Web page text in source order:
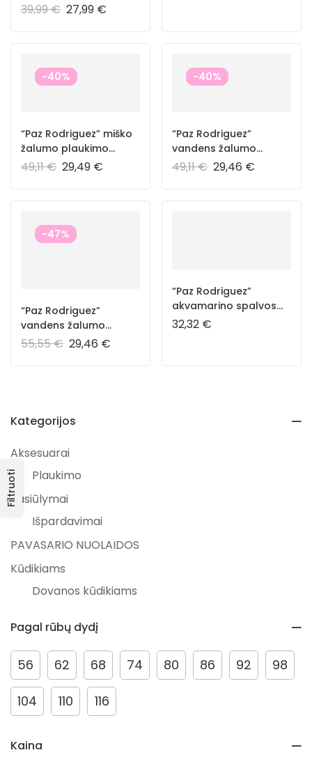
Kategorijos
Aksesuarai
Plaukimo
Pasiūlymai
Išpardavimai
PAVASARIO NUOLAIDOS
Kūdikiams
Dovanos kūdikiams
Mrs. Ertha
PAZ Rodriguez
Dovanos
Naujagimiams
Lauko žaislai
Pagal rūbų dydį
56 62 68 74 80 86 92 98
104 110 116
Kaina
Filtruoti
39,99€ 27,99 €
-40%
“Paz Rodriguez” miško
žalumo plaukimo
kelnaitės
49,11€ 29,49 €
-40%
“Paz Rodriguez”
vandens žalumo
plaukimo kelnaitės
49,11€ 29,46 €
-47%
“Paz Rodriguez”
vandens žalumo
maudymosi
55,55€ 29,46 €
“Paz Rodriguez”
akvamarino spalvos
kepuraitė
32,32 €